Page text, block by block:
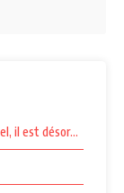
il est désormais